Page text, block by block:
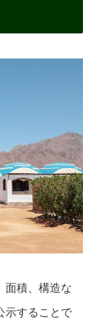
面積、構造な
示することで